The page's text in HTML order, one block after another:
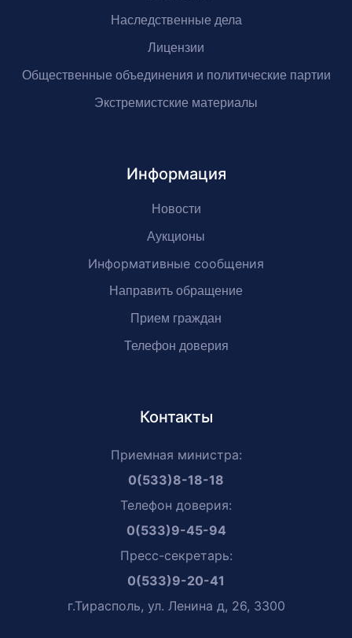
Наследственные дела
Лицензии
Общественные объединения и политические партии
Экстремистские материалы
Информация
Новости
Аукционы
Информативные сообщения
Направить обращение
Прием граждан
Телефон доверия
Контакты
Приемная министра:
0(533)8-18-18
Телефон доверия:
0(533)9-45-94
Пресс-секретарь:
0(533)9-20-41
г.Тирасполь, ул. Ленина д, 26, 3300